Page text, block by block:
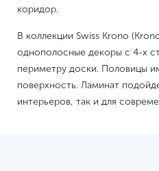
коридор.
В коллекции Swiss Krono
однополосные декоры с 4-х
периметру доски. Половицы
поверхность. Ламинат
интерьеров, так и для